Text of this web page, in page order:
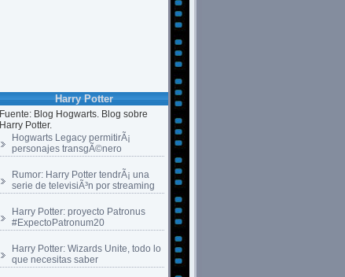
Harry Potter
Fuente: Blog Hogwarts. Blog sobre
Harry Potter.
Hogwarts Legacy permitirÃ¡
personajes transgÃ©nero
Rumor: Harry Potter tendrÃ¡ una
serie de televisiÃ³n por streaming
Harry Potter: proyecto Patronus
#ExpectoPatronum20
Harry Potter: Wizards Unite, todo lo
que necesitas saber